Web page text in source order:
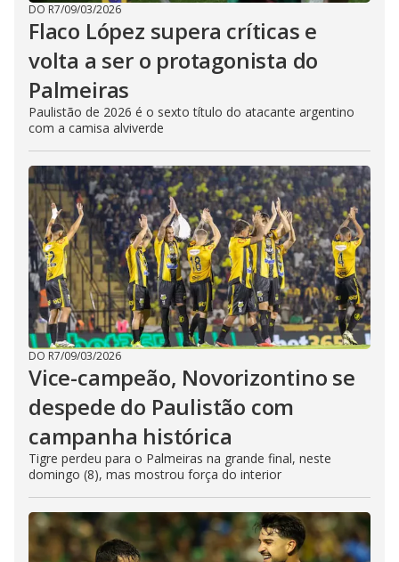
DO R7/09/03/2026
Flaco López supera críticas e
volta a ser o protagonista do
Palmeiras
Paulistão de 2026 é o sexto título do atacante argentino
com a camisa alviverde
DO R7/09/03/2026
Vice-campeão, Novorizontino se
despede do Paulistão com
campanha histórica
Tigre perdeu para o Palmeiras na grande final, neste
domingo (8), mas mostrou força do interior